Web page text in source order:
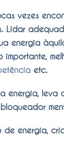
vezes
Lidar
energia
etc.
energia,
de energia,